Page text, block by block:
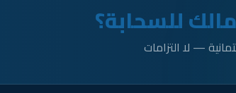
للسحابة؟